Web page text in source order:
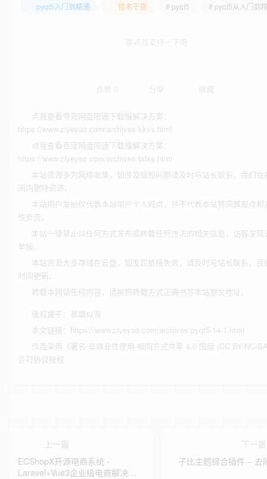
pyqt5入门到精通 技术干货 # pyqt5 # pyqt5从入门到
点赞 0 分享 收藏
点我查看夸克网盘限速下载慢解决方案：
https://www.ziyeyao.com/archives/kkxs.html
点我查看百度网盘限速下载慢解决方案：
https://www.ziyeyao.com/archives/bdxs.html
本站资源多为网络收集，如涉及版权问题请及时与站长联系，我们会
间内删除资源。
本站用户发帖仅代表本站用户个人观点，并不代表本站赞同其观点和
性负责。
本站一律禁止以任何方式发布或转载任何违法的相关信息，访客发现
举报。
本站资源大多存储在云盘，如发现链接失效，请及时与站长联系，我
时间更新。
转载本网站任何内容，请按照转载方式正确书写本站原文地址。
版权属于： 寒烟似雪
本文链接： https://www.ziyeyao.com/archives/pyqt5-14-1.html
作品采用
署名-非商业性使用-相同方式共享 4.0 国际 (CC BY-NC-
许可协议授权
上一篇
ECShopX开源电商系统 -
Laravel+Vue3企业级电商解决方
下一
子比主题综合插件 – 去